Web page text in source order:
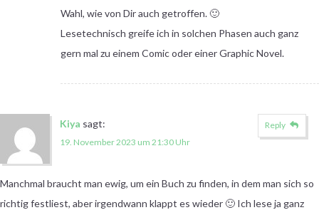
Wahl, wie von Dir auch getroffen. 🙂
Lesetechnisch greife ich in solchen Phasen auch ganz
gern mal zu einem Comic oder einer Graphic Novel.
Kiya sagt:
19. November 2023 um 21:30 Uhr
Manchmal braucht man ewig, um ein Buch zu finden, in dem man sich so
richtig festliest, aber irgendwann klappt es wieder 🙂 Ich lese ja ganz
Reply